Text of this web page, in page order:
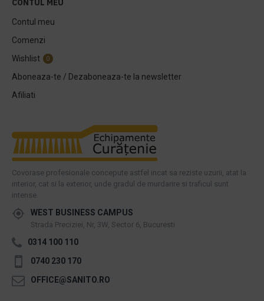
CONTUL MEU
Contul meu
Comenzi
Wishlist
0
Aboneaza-te / Dezaboneaza-te la newsletter
Afiliati
Covorase profesionale concepute astfel incat sa reziste uzurii, atat la
interior, cat si la exterior, unde gradul de murdarire si traficul sunt
intense.
WEST BUSINESS CAMPUS
Strada Preciziei, Nr, 3W, Sector 6, Bucuresti
0314 100 110
0740 230 170
OFFICE@SANITO.RO